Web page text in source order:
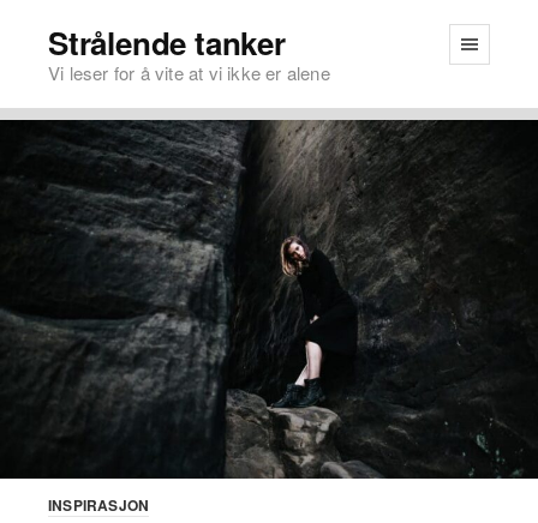
Strålende tanker
Vi leser for å vite at vi ikke er alene
INSPIRASJON